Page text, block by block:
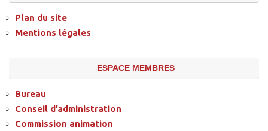
Plan du site
Mentions légales
ESPACE MEMBRES
Bureau
Conseil d’administration
Commission animation